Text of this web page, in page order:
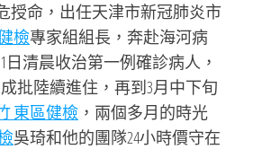
授命，出任天津市新冠肺炎市
檢專家組組長，奔赴海河病
日清晨收治第一例確診病人，
批陸續進住，再到3月中下旬
東區健檢 ，兩個多月的時光
吳琦和他的團隊24小時價守在